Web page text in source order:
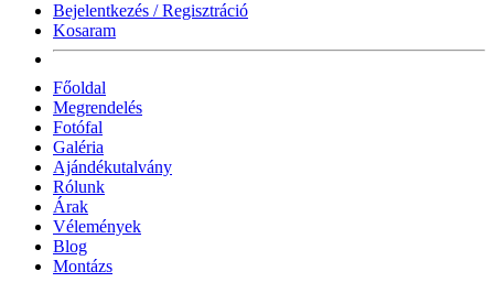
Bejelentkezés / Regisztráció
Kosaram
Főoldal
Megrendelés
Fotófal
Galéria
Ajándékutalvány
Rólunk
Árak
Vélemények
Blog
Montázs